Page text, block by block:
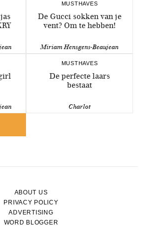
MUSTHAVES
De Gucci sokken van je
vent? Om te hebben!
Miriam Hensgens-Beaujean
MUSTHAVES
De perfecte laars
bestaat
Charlot
ABOUT US
PRIVACY POLICY
ADVERTISING
WORD BLOGGER